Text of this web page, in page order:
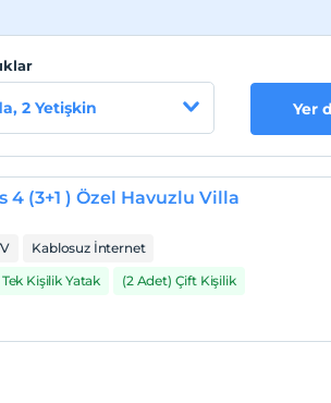
2 Yetişkin Yer
4 (3+1 ) Özel Havuzlu Villa
Kablosuz İnternet
Kişilik Yatak (2 Adet) Çift Kişilik